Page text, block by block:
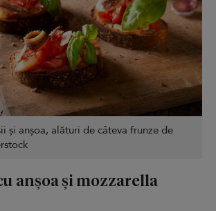
și anșoa, alături de câteva frunze de
anșoa și mozzarella